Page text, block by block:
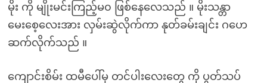
မိုး ကို မျိုးမင်းကြည့်မ၀ ဖြစ်နေလေသည် ။ မိုးသန္တာ
မေးစေ့လေးအား လှမ်းဆွဲလိုက်ကာ နုတ်ခမ်းချင်း ဂဟေ
ဆက်လိုက်သည် ။
ကျောင်းစိမ်း ထမီပေါ်မှ တင်ပါးလေးတွေ ကို ပွတ်သပ်